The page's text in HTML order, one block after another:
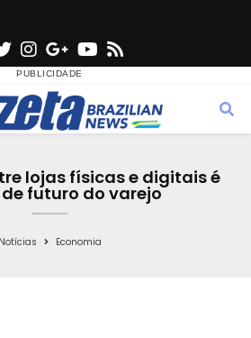
T
w
i
t
e
n
s
t
g
r
a
G
o
o
g
e
Y
u
t
b
s
lojas físicas e digitais é
futuro do varejo
Notícias Economia